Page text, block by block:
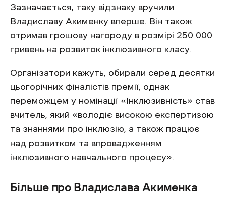
Зазначається, таку відзнаку вручили
Владиславу Акименку вперше. Він також
отримав грошову нагороду в розмірі 250 000
гривень на розвиток інклюзивного класу.
Організатори кажуть, обирали серед десятки
цьогорічних фіналістів премії, однак
переможцем у номінації «Інклюзивність» став
вчитель, який «володіє високою експертизою
та знаннями про інклюзію, а також працює
над розвитком та впровадженням
інклюзивного навчального процесу».
Більше про Владислава Акименка